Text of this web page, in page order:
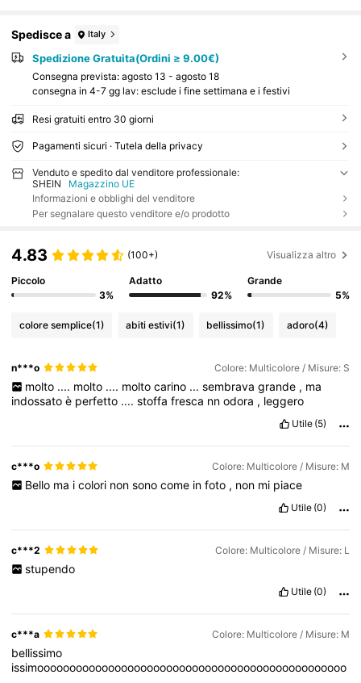
Spedisce a Italy
Spedizione Gratuita(Ordini ≥ 9.00€)
Consegna prevista: agosto 13 - agosto 18
consegna in 4-7 gg lav: esclude i fine settimana e i festivi
Resi gratuiti entro 30 giorni
Pagamenti sicuri · Tutela della privacy
Venduto e spedito dal venditore professionale:
SHEIN
Magazzino UE
Informazioni e obblighi del venditore
Per segnalare questo venditore e/o prodotto
4.83 (100+) Visualizza altro
Piccolo
3%
Adatto
92%
Grande
5%
colore semplice(1) abiti estivi(1) bellissimo(1) adoro(4)
n***o Colore: Multicolore / Misure: S
molto .... molto .... molto carino ... sembrava grande , ma
indossatoè perfetto ....stoffafresca nnodora , leggero
Utile (5)
c***o Colore: Multicolore / Misure: M
Bello ma i colori non sono come in foto , non mi piace
Utile (0)
c***2 Colore: Multicolore / Misure: L
stupendo
Utile (0)
c***a Colore: Multicolore / Misure: M
bellissimo
issimoooooooooooooooooooooooooooooooooooooooooooooooo